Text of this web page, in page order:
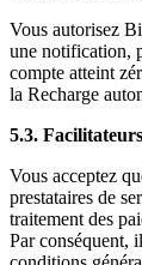
Vous autorisez
une notification,
compte atteint
la Recharge
5.3.
Vous acceptez
prestataires de
traitement des
Par conséquent,